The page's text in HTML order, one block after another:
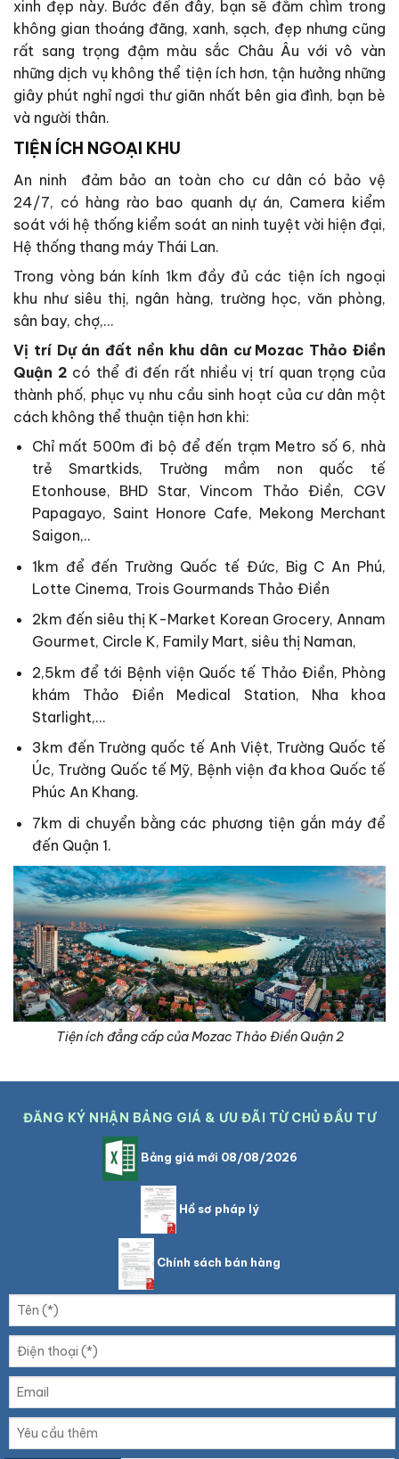
xinh đẹp này. Bước đến đây, bạn sẽ đắm chìm trong
không gian thoáng đãng, xanh, sạch, đẹp nhưng cũng
rất sang trọng đậm màu sắc Châu Âu với vô vàn
những dịch vụ không thể tiện ích hơn, tận hưởng những
giây phút nghỉ ngơi thư giãn nhất bên gia đình, bạn bè
và người thân.
TIỆN ÍCH NGOẠI KHU
An ninh đảm bảo an toàn cho cư dân có bảo vệ
24/7, có hàng rào bao quanh dự án, Camera kiểm
soát với hệ thống kiểm soát an ninh tuyệt vời hiện đại,
Hệ thống thang máy Thái Lan.
Trong vòng bán kính 1km đầy đủ các tiện ích ngoại
khu như siêu thị, ngân hàng, trường học, văn phòng,
sân bay, chợ,…
Vị trí Dự án đất nền khu dân cư Mozac Thảo Điền
Quận 2 có thể đi đến rất nhiều vị trí quan trọng của
thành phố, phục vụ nhu cầu sinh hoạt của cư dân một
cách không thể thuận tiện hơn khi:
Chỉ mất 500m đi bộ để đến trạm Metro số 6, nhà
trẻ Smartkids, Trường mầm non quốc tế
Etonhouse, BHD Star, Vincom Thảo Điền, CGV
Papagayo, Saint Honore Cafe, Mekong Merchant
Saigon,..
1km để đến Trường Quốc tế Đức, Big C An Phú,
Lotte Cinema, Trois Gourmands Thảo Điền
2km đến siêu thị K-Market Korean Grocery, Annam
Gourmet, Circle K, Family Mart, siêu thị Naman,
2,5km để tới Bệnh viện Quốc tế Thảo Điền, Phòng
khám Thảo Điền Medical Station, Nha khoa
Starlight,…
3km đến Trường quốc tế Anh Việt, Trường Quốc tế
Úc, Trường Quốc tế Mỹ, Bệnh viện đa khoa Quốc tế
Phúc An Khang.
7km di chuyển bằng các phương tiện gắn máy để
đến Quận 1.
Tiện ích đẳng cấp của Mozac Thảo Điền Quận 2
ĐĂNG KÝ NHẬN BẢNG GIÁ & ƯU ĐÃI TỪ CHỦ ĐẦU TƯ
Bảng giá mới 08/08/2026
Hồ sơ pháp lý
Chính sách bán hàng